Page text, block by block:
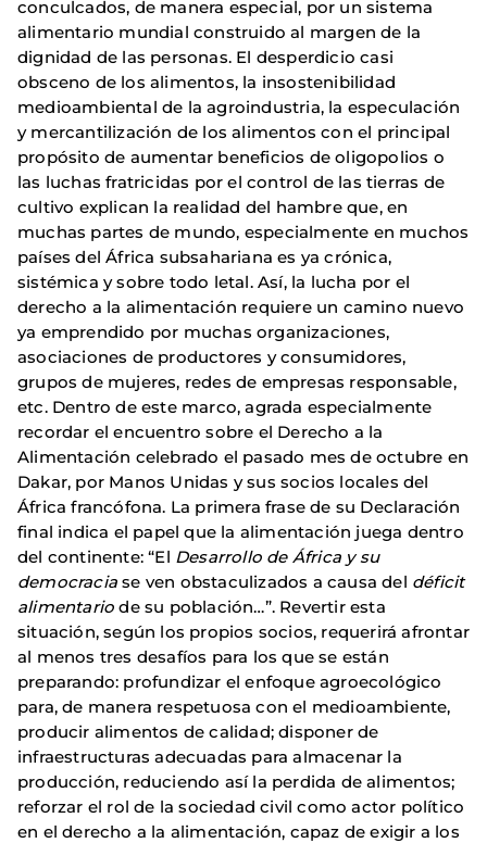
conculcados, de manera especial, por un sistema
alimentario mundial construido al margen de la
dignidad de las personas. El desperdicio casi
obsceno de los alimentos, la insostenibilidad
medioambiental de la agroindustria, la especulación
y mercantilización de los alimentos con el principal
propósito de aumentar beneficios de oligopolios o
las luchas fratricidas por el control de las tierras de
cultivo explican la realidad del hambre que, en
muchas partes de mundo, especialmente en muchos
países del África subsahariana es ya crónica,
sistémica y sobre todo letal. Así, la lucha por el
derecho a la alimentación requiere un camino nuevo
ya emprendido por muchas organizaciones,
asociaciones de productores y consumidores,
grupos de mujeres, redes de empresas responsable,
etc. Dentro de este marco, agrada especialmente
recordar el encuentro sobre el Derecho a la
Alimentación celebrado el pasado mes de octubre en
Dakar, por Manos Unidas y sus socios locales del
África francófona. La primera frase de su Declaración
final indica el papel que la alimentación juega dentro
del continente: “El Desarrollo de África y su
democracia se ven obstaculizados a causa del déficit
alimentario de su población…”. Revertir esta
situación, según los propios socios, requerirá afrontar
al menos tres desafíos para los que se están
preparando: profundizar el enfoque agroecológico
para, de manera respetuosa con el medioambiente,
producir alimentos de calidad; disponer de
infraestructuras adecuadas para almacenar la
producción, reduciendo así la perdida de alimentos;
reforzar el rol de la sociedad civil como actor político
en el derecho a la alimentación, capaz de exigir a los